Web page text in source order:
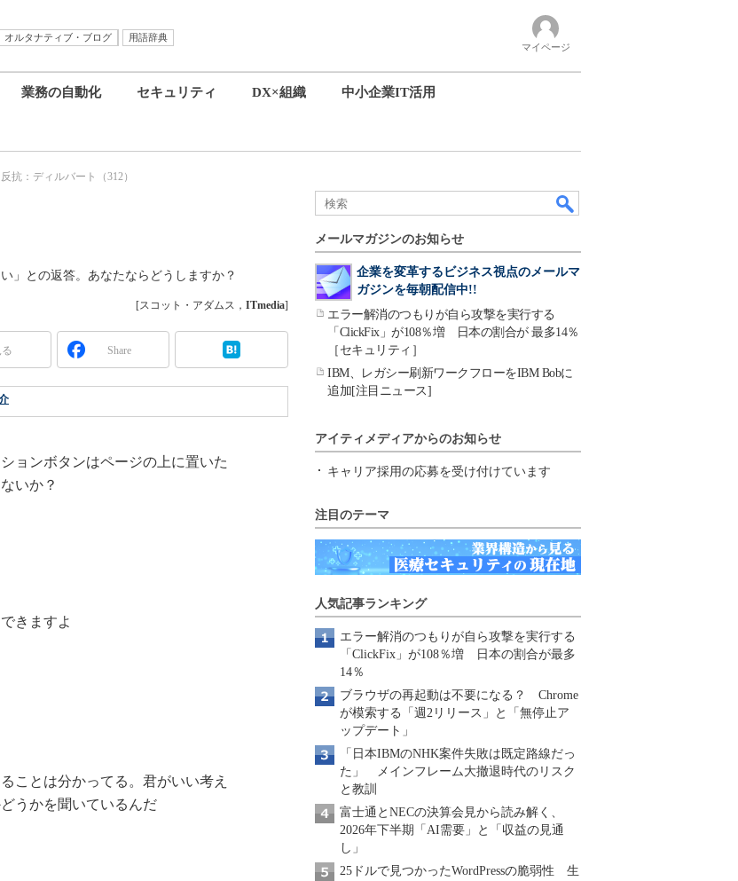
オルタナティブ・ブログ
用語辞典
マイページ
業務の自動化 セキュリティ DX×組織 中小企業IT活用
抗：ディルバート（312）
」との返答。あなたならどうしますか？
[スコット・アダムス， ITmedia]
る Share
ョンボタンはページの上に置いた
いか？
きますよ
ことは分かってる。君がいい考え
うかを聞いているんだ
メールマガジンのお知らせ
企業を変革するビジネス視点のメールマ
ガジンを毎朝配信中!!
エラー解消のつもりが自ら攻撃を実行する
「ClickFix」が108％増 日本の割合が 最多14％
［セキュリティ］
IBM、レガシー刷新ワークフローをIBM Bobに
追加[注目ニュース]
アイティメディアからのお知らせ
キャリア採用の応募を受け付けています
注目のテーマ
人気記事ランキング
エラー解消のつもりが自ら攻撃を実行する
「ClickFix」が108％増 日本の割合が最多
14％
ブラウザの再起動は不要になる？ Chrome
が模索する「週2リリース」と「無停止ア
ップデート」
「日本IBMのNHK案件失敗は既定路線だっ
た」 メインフレーム大撤退時代のリスク
と教訓
富士通とNECの決算会見から読み解く、
2026年下半期「AI需要」と「収益の見通
し」
25ドルで見つかったWordPressの脆弱性 生